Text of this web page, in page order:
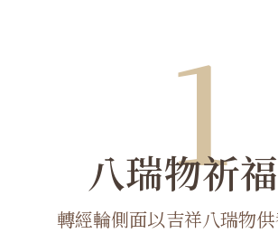
1
八瑞物祈
轉經輪側面以吉祥八瑞物供